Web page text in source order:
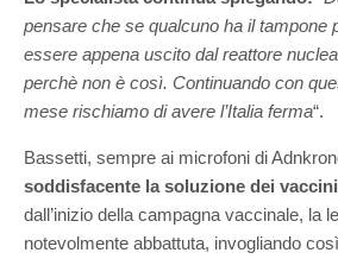
pensare che se qualcuno ha il tampone
essere appena uscito dal reattore
perchè non è così. Continuando con
mese rischiamo di avere l’Italia ferma“.
Bassetti, sempre ai microfoni di
soddisfacente la soluzione dei vaccini
dall’inizio della campagna vaccinale, la
notevolmente abbattuta, invogliando